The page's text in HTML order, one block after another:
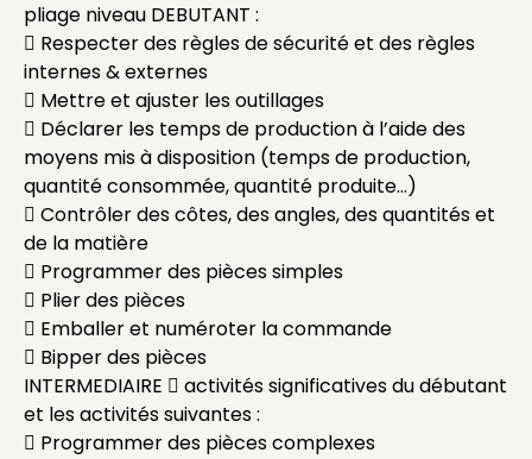
pliage niveau DEBUTANT :
 Respecter des règles de sécurité et des règles
internes & externes
 Mettre et ajuster les outillages
 Déclarer les temps de production à l’aide des
moyens mis à disposition (temps de production,
quantité consommée, quantité produite…)
 Contrôler des côtes, des angles, des quantités et
de la matière
 Programmer des pièces simples
 Plier des pièces
 Emballer et numéroter la commande
 Bipper des pièces
INTERMEDIAIRE  activités significatives du débutant
et les activités suivantes :
 Programmer des pièces complexes